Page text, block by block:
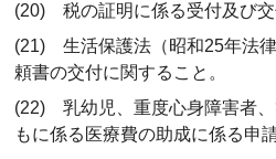
(20) 税の証明に係る受付及び交
(21) 生活保護法（昭和25年法
頼書の交付に関すること。
(22) 乳幼児、重度心身障害者
もに係る医療費の助成に係る申